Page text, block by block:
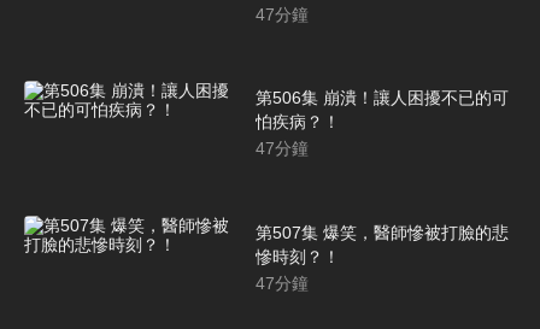
47分鐘
第506集 崩潰！讓人困擾不已的可
怕疾病？！
47分鐘
第507集 爆笑，醫師慘被打臉的悲
慘時刻？！
47分鐘